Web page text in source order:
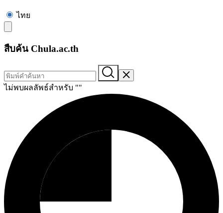
ไทย
สืบค้น Chula.ac.th
ไม่พบผลลัพธ์สำหรับ ""